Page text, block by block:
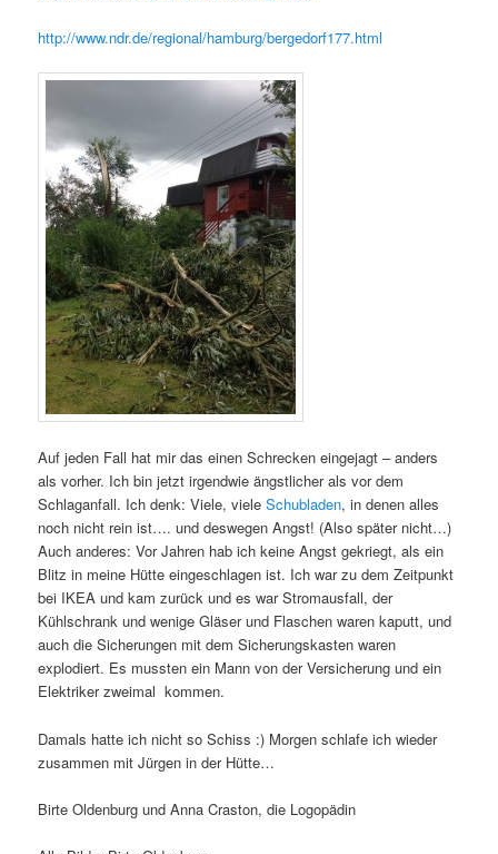
http://www.ndr.de/regional/hamburg/bergedorf177.html
Auf jeden Fall hat mir das einen Schrecken eingejagt – anders
als vorher. Ich bin jetzt irgendwie ängstlicher als vor dem
Schlaganfall. Ich denk: Viele, vieleSchubladen, in denen alles
noch nicht rein ist…. und deswegen Angst! (Also später nicht…)
Auch anderes: Vor Jahren hab ich keine Angst gekriegt, als ein
Blitz in meine Hütte eingeschlagen ist. Ich war zu dem Zeitpunkt
bei IKEA und kam zurück und es war Stromausfall, der
Kühlschrank und wenige Gläser und Flaschen waren kaputt, und
auch die Sicherungen mit dem Sicherungskasten waren
explodiert. Es mussten ein Mann von der Versicherung und ein
Elektriker zweimal kommen.
Damals hatte ich nicht so Schiss :) Morgen schlafe ich wieder
zusammen mit Jürgen in der Hütte…
Birte Oldenburg und Anna Craston, die Logopädin